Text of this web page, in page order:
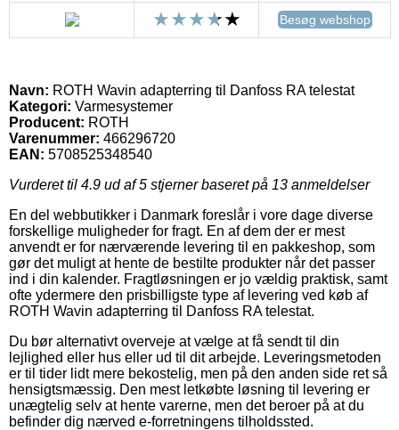
Besøg webshop
Navn: ROTH Wavin adapterring til Danfoss RA telestat
Kategori: Varmesystemer
Producent: ROTH
Varenummer: 466296720
EAN: 5708525348540
Vurderet til 4.9 ud af 5 stjerner baseret på 13 anmeldelser
En del webbutikker i Danmark foreslår i vore dage diverse
forskellige muligheder for fragt. En af dem der er mest
anvendt er for nærværende levering til en pakkeshop, som
gør det muligt at hente de bestilte produkter når det passer
ind i din kalender. Fragtløsningen er jo vældig praktisk, samt
ofte ydermere den prisbilligste type af levering ved køb af
ROTH Wavin adapterring til Danfoss RA telestat.
Du bør alternativt overveje at vælge at få sendt til din
lejlighed eller hus eller ud til dit arbejde. Leveringsmetoden
er til tider lidt mere bekostelig, men på den anden side ret så
hensigtsmæssig. Den mest letkøbte løsning til levering er
unægtelig selv at hente varerne, men det beroer på at du
befinder dig nærved e-forretningens tilholdssted.